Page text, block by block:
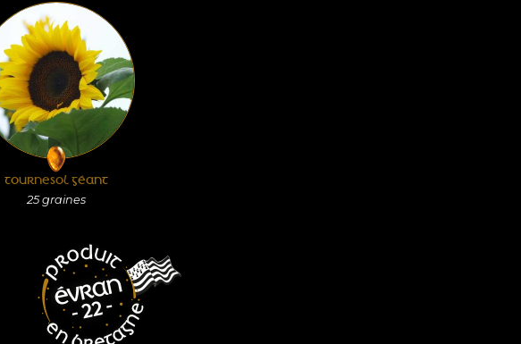
TOURNESOL GÉANT
25graines